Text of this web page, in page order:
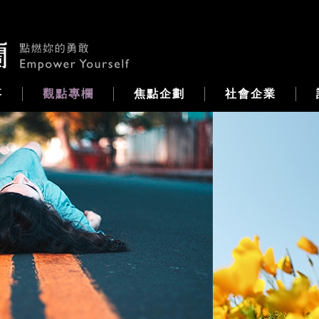
觀點專欄 焦點企劃 社會企業